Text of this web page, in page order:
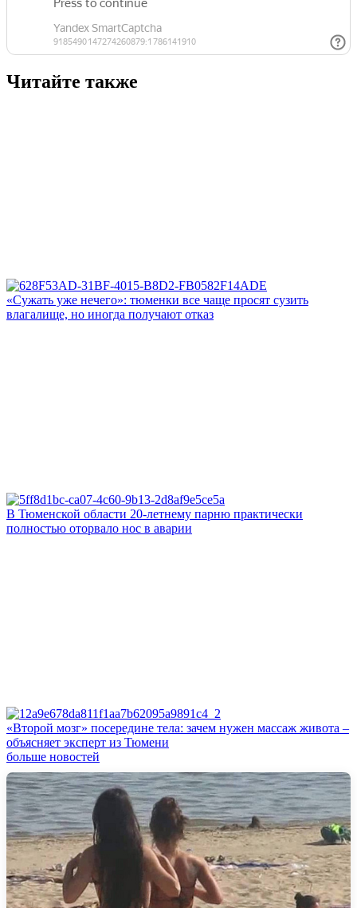
Читайте также
«Сужать уже нечего»: тюменки все чаще просят сузить
влагалище, но иногда получают отказ
В Тюменской области 20‑летнему парню практически
полностью оторвало нос в аварии
«Второй мозг» посередине тела: зачем нужен массаж живота –
объясняет эксперт из Тюмени
больше новостей